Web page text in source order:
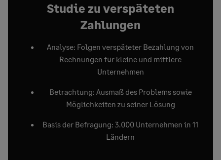
Studie zu verspäteten
Zahlungen
Analyse: Folgen verspäteter Bezahlung von
Rechnungen für kleine und mittlere
Unternehmen
Betrachtung: Ausmaß des Problems sowie
Möglichkeiten zu seiner Lösung
Basis der Befragung: 3.000 Unternehmen in 11
Ländern